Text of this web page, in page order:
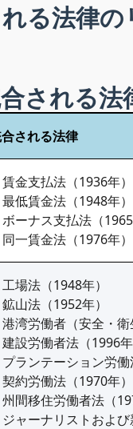
る法律の
される法
される法律
金支払法（1936年）
低賃金法（1948年）
ーナス支払法（1965
一賃金法（1976年）
場法（1948年）
山法（1952年）
湾労働者（安全・衛
設労働者法（1996年
プランテーション労働
約労働法（1970年）
間移住労働者法（
ャーナリストおよび